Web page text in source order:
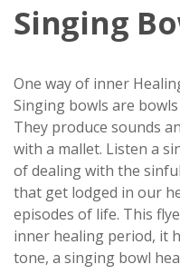
Singing
One way of inner
Singing bowls are
They produce sounds
with a mallet. Listen a
of dealing with the
that get lodged in our
episodes of life. This
inner healing period, it
tone, a singing bowl